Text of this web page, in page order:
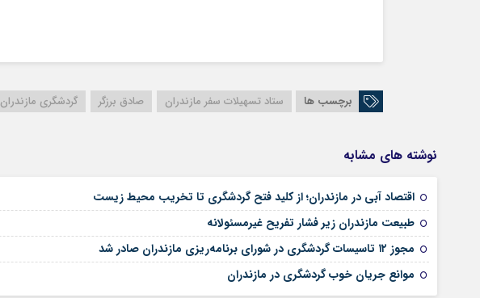
برچسب ها ستاد تسهیلات سفر مازندران صادق برزگر گردشگری مازندران
نوشته های مشابه
اقتصاد آبی در مازندران؛ از کلید فتح گردشگری تا تخریب محیط زیست
طبیعت مازندران زیر فشار تفریح غیرمسئولانه
مجوز ۱۲ تاسیسات گردشگری در شورای برنامه‌ریزی مازندران صادر شد
موانع جریان خوب گردشگری در مازندران